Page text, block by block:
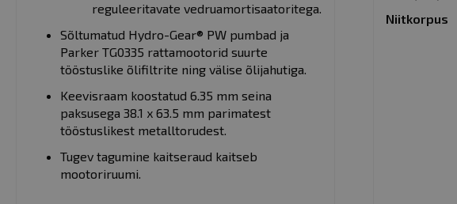
reguleeritavate vedruamortisaatoritega.
Sõltumatud Hydro-Gear® PW pumbad ja
Parker TG0335 rattamootorid suurte
tööstuslike õlifiltrite ning välise õlijahutiga.
Keevisraam koostatud 6.35 mm seina
paksusega 38.1 x 63.5 mm parimatest
tööstuslikest metalltorudest.
Tugev tagumine kaitseraud kaitseb
mootoriruumi.
Niitkorpus